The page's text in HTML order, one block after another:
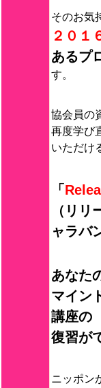
そのお気
２０１
あるプ
す。
協会員の
再度学び
いただけ
「
（リリ
ャラバ
あなた
マイン
講座の
復習が
ニッポン